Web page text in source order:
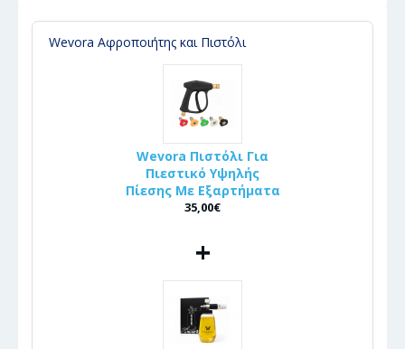
Wevora Αφροποιήτης και Πιστόλι
Wevora Πιστόλι Για
Πιεστικό Υψηλής
Πίεσης Με Εξαρτήματα
35,00€
+